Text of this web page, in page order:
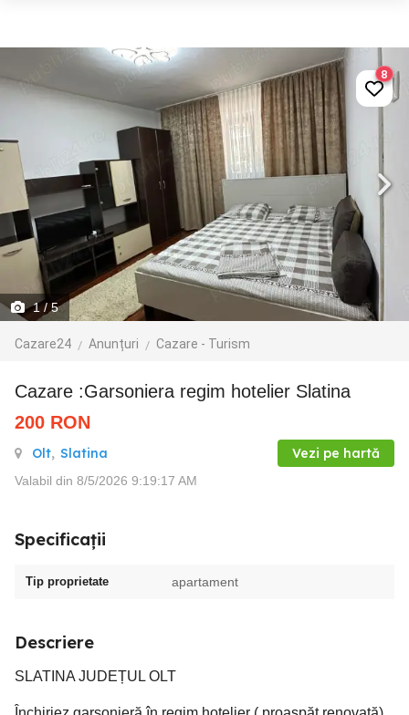
1/ 5
Cazare24 Anunțuri Cazare - Turism
8
Cazare :Garsoniera regim hotelier Slatina
200 RON
Olt, Slatina Vezi pe hartă
Valabil din 8/5/2026 9:19:17 AM
Specificații
Tip proprietate apartament
Descriere
SLATINA JUDEȚUL OLT